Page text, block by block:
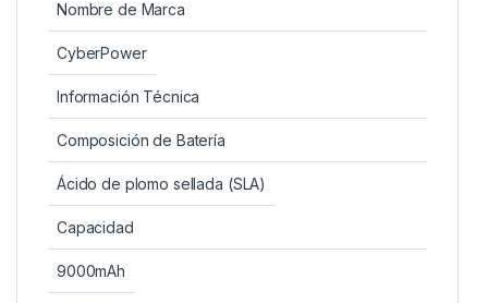
Nombre de Marca
CyberPower
Información Técnica
Composición de Batería
Ácido de plomo sellada (SLA)
Capacidad
9000mAh